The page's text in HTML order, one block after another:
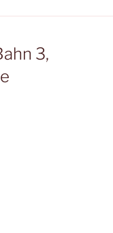
3,